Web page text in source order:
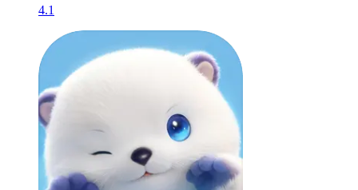
4.1